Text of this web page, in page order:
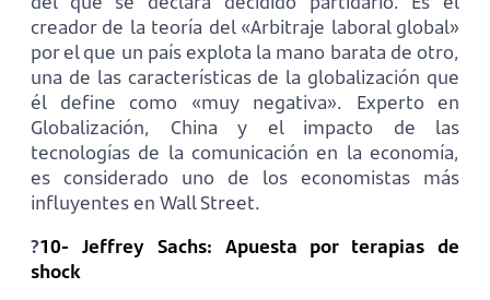
creador de la teoría del «Arbitraje laboral global»
por el que un país explota la mano barata de otro,
una de las características de la globalización que
él define como «muy negativa». Experto en
Globalización, China y el impacto de las
tecnologías de la comunicación en la economía,
es considerado uno de los economistas más
influyentes en Wall Street.
?10- Jeffrey Sachs: Apuesta por terapias de
shock